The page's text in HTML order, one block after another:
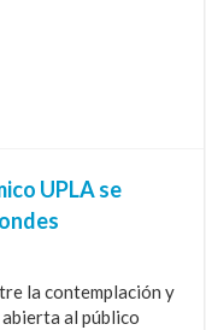
UPLA se
la contemplación y
al público